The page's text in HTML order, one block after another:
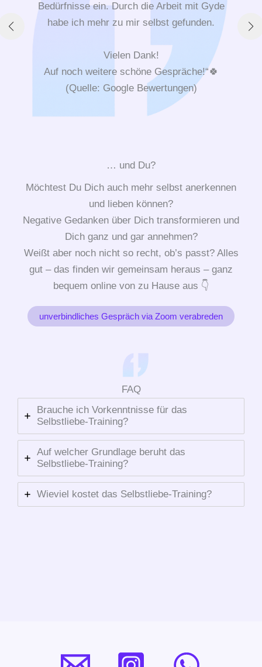
Bedürfnisse ein. Durch die Arbeit mit Gyde
habe ich mehr zu mir selbst gefunden.
Vielen Dank!
Auf noch weitere schöne Gespräche!“🍀
(Quelle: Google Bewertungen)
… und Du?
Möchtest Du Dich auch mehr selbst anerkennen
und lieben können?
Negative Gedanken über Dich transformieren und
Dich ganz und gar annehmen?
Weißt aber noch nicht so recht, ob’s passt? Alles
gut – das finden wir gemeinsam heraus – ganz
bequem online von zu Hause aus 👇
unverbindliches Gespräch via Zoom verabreden
FAQ
Brauche ich Vorkenntnisse für das
Selbstliebe-Training?
Auf welcher Grundlage beruht das
Selbstliebe-Training?
Wieviel kostet das Selbstliebe-Training?